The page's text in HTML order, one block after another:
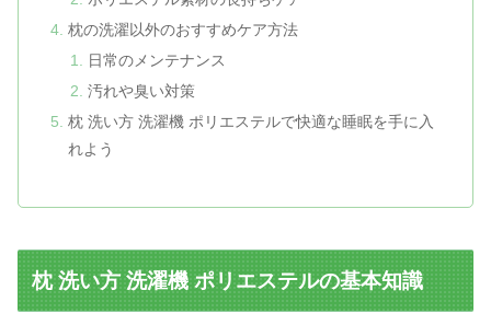
枕の洗濯以外のおすすめケア方法
日常のメンテナンス
汚れや臭い対策
枕 洗い方 洗濯機 ポリエステルで快適な睡眠を手に入
れよう
枕 洗い方 洗濯機 ポリエステルの基本知識